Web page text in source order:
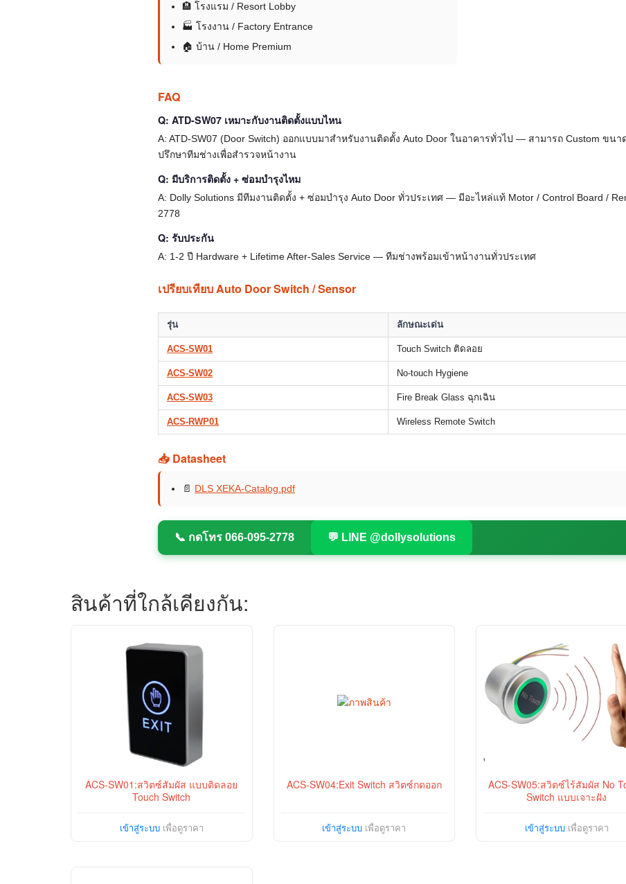
🏨 โรงแรม / Resort Lobby
🏭 โรงงาน / Factory Entrance
🏠 บ้าน / Home Premium
FAQ
Q: ATD-SW07 เหมาะกับงานติดตั้งแบบไหน
A: ATD-SW07 (Door Switch) ออกแบบมาสำหรับงานติดตั้ง Auto Door ในอาคารทั่วไป — สามารถ Custom ขน
ปรึกษาทีมช่างเพื่อสำรวจหน้างาน
Q: มีบริการติดตั้ง + ซ่อมบำรุงไหม
A: Dolly Solutions มีทีมงานติดตั้ง + ซ่อมบำรุง Auto Door ทั่วประเทศ — มีอะไหล่แท้ Motor / Control Board /
2778
Q: รับประกัน
A: 1-2 ปี Hardware + Lifetime After-Sales Service — ทีมช่างพร้อมเข้าหน้างานทั่วประเทศ
เปรียบเทียบ Auto Door Switch / Sensor
รุ่น ลักษณะเด่น
ACS-SW01 Touch Switch ติดลอย
ACS-SW02 No-touch Hygiene
ACS-SW03 Fire Break Glass ฉุกเฉิน
ACS-RWP01 Wireless Remote Switch
📥 Datasheet
📄 DLS XEKA-Catalog.pdf
📞 กดโทร 066-095-2778 💬 LINE @dollysolutions
สินค้าที่ใกล้เคียงกัน:
ACS-SW01:สวิตซ์สัมผัส แบบติดลอย
Touch Switch
เข้าสู่ระบบเพื่อดูราคา
ACS-SW04:Exit Switch สวิตซ์กดออก
เข้าสู่ระบบ เพื่อดูราคา
ACS-SW05:สวิตซ์ไร้สัมผัส No
Switch แบบเจาะฝัง
เข้าสู่ระบบเพื่อดูราคา